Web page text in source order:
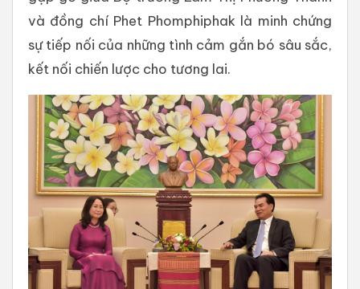
và đồng chí Phet Phomphiphak là minh chứng
sự tiếp nối của những tình cảm gắn bó sâu sắc,
kết nối chiến lược cho tương lai.